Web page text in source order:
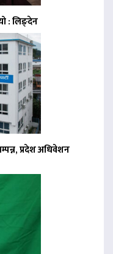
: लिङ्देन
प्रदेश अधिवेशन